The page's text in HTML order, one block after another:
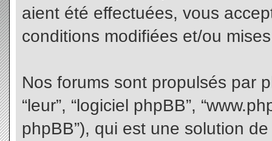
aient été effectuées, vous
conditions modifiées et/ou
Nos forums sont propulsés par
“leur”, “logiciel phpBB”,
phpBB”), qui est une solution